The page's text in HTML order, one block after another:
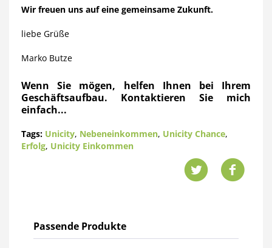
Wir freuen uns auf eine gemeinsame Zukunft.
liebe Grüße
Marko Butze
Wenn Sie mögen, helfen Ihnen bei Ihrem
Geschäftsaufbau. Kontaktieren Sie mich
einfach...
Tags: Unicity, Nebeneinkommen, Unicity Chance,
Erfolg, Unicity Einkommen
Passende Produkte